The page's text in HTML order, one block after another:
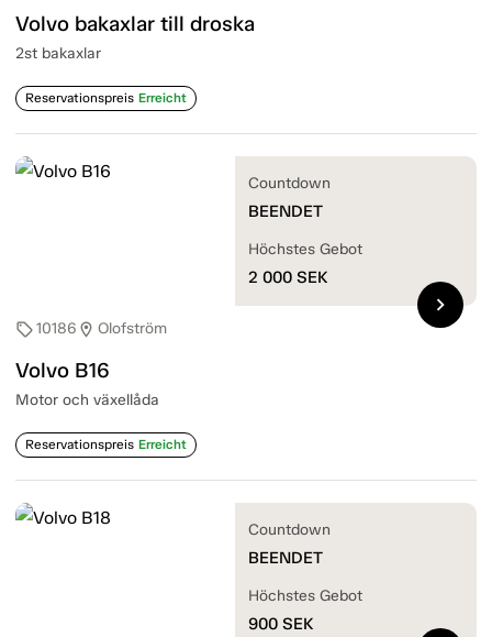
Volvo bakaxlar till droska
2st bakaxlar
Reservationspreis Erreicht
sell10186 location_on Olofström
Volvo B16
Motor och växellåda
Reservationspreis Erreicht
Countdown
BEENDET
Höchstes Gebot
2 000 SEK
chevron_right
Countdown
BEENDET
Höchstes Gebot
900 SEK